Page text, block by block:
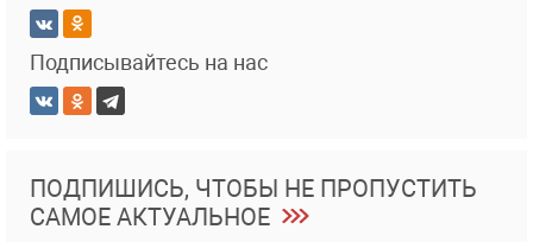
Подписывайтесь на нас
ПОДПИШИСЬ, ЧТОБЫ НЕ ПРОПУСТИТЬ
САМОЕ АКТУАЛЬНОЕ